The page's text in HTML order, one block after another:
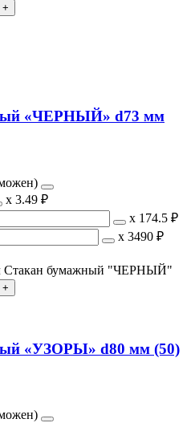
«ЧЕРНЫЙ» d73 мм
х 3.49 ₽
х 174.5 ₽
х 3490 ₽
Стакан бумажный "ЧЕРНЫЙ"
«УЗОРЫ» d80 мм (50)